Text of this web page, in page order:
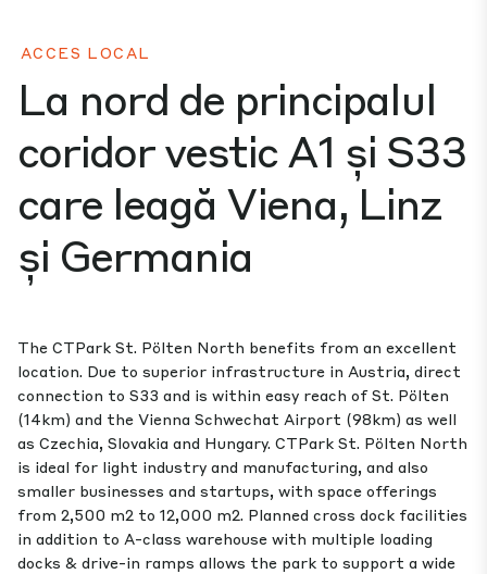
ACCES LOCAL
La nord de principalul
coridor vestic A1 și S33
care leagă Viena, Linz
și Germania
The CTPark St. Pölten North benefits from an excellent
location. Due to superior infrastructure in Austria, direct
connection to S33 and is within easy reach of St. Pölten
(14km) and the Vienna Schwechat Airport (98km) as well
as Czechia, Slovakia and Hungary. CTPark St. Pölten North
is ideal for light industry and manufacturing, and also
smaller businesses and startups, with space offerings
from 2,500 m2 to 12,000 m2. Planned cross dock facilities
in addition to A-class warehouse with multiple loading
docks & drive-in ramps allows the park to support a wide